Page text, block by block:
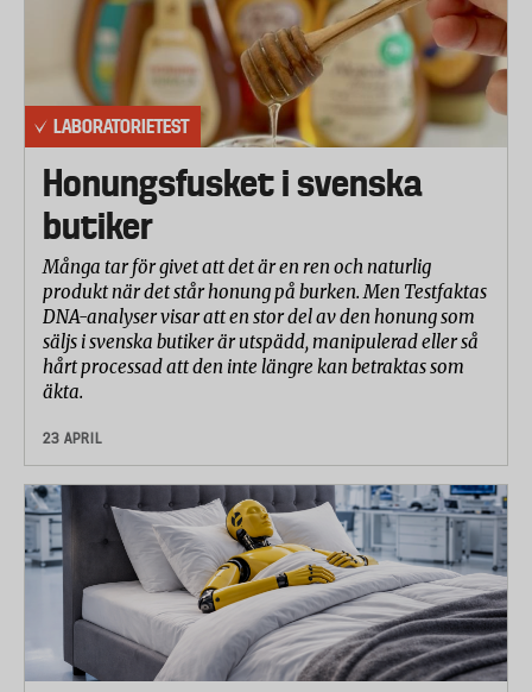
uttryckt i kubikmeter ren luft per timma.
Hur många kvadratmeter som luftrenaren klarar av
beror på reningskapaciteten (CADR) kopplat till hur
gånger i timmen som rummets luftvolym bör renas.
Enligt det nordiska Astma och Allergiförbundet bör
en luftrenare för sovrummet rena luften två gånger
i timmen. Ett sovrum på 25 kvadratmeter och en
takhöjd på 2,4 meter har en volym på 60
kubikmeter. För att klara att rena luften bör
luftreningskapaciteten (CADR) då ligga på minst 120
kubikmeter i timmen. Vill man att luften i rummet
ska renas tre, fyra eller fem gånger i timmen (som
rekommenderar) behöver luftrenaren ha en
motsvarande större kapacitet.
Ljudnivån är en viktig aspekt
eftersom
luftrenaren ofta används för att rena luften i
sovrummet. Enligt Allergiförbundets riktlinjer ska
luftrenarens reningskapacitet ställas i relation till
ljudnivån. Allergiförbundet anger att ljudnivån i ett
sovrum inte bör överstiga 30 dB(A), vilket ligger i
LABORATORIETEST
Honungsfusket i svenska
butiker
Många tar för givet att det är en ren och naturlig
produkt när det står honung på burken. Men Testfaktas
DNA-analyser visar att en stor del av den honung som
säljs i svenska butiker är utspädd, manipulerad eller så
hårt processad att den inte längre kan betraktas som
äkta.
23 APRIL